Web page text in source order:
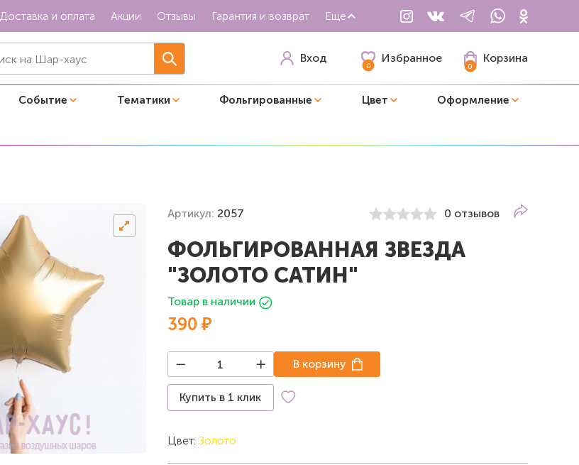
Доставка и оплата Акции Отзывы Гарантия и возврат Еще
Вход
0
Избранное
0
Корзина
Событие Тематики Фольгированные Цвет Оформление
Артикул: 2057 0 отзывов
ФОЛЬГИРОВАННАЯ ЗВЕЗДА
"ЗОЛОТО САТИН"
Товар в наличии
390 ₽
Купить в 1 клик
В корзину
Цвет: Золото